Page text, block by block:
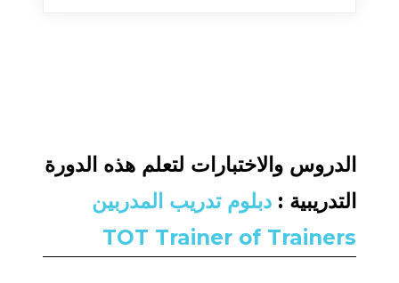
الدروس والاختبارات لتعلم هذه الدورة
التدريبية :دبلوم تدريب المدربين
TOT Trainer of Trainers